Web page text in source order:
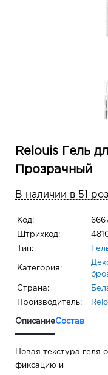
Relouis Гель
Прозрачный
В наличии в 51
Код:
Штрихкод:
Тип:
Категория:
Страна:
Производитель:
ОписаниеСостав
Новая текстура геля
фиксацию и